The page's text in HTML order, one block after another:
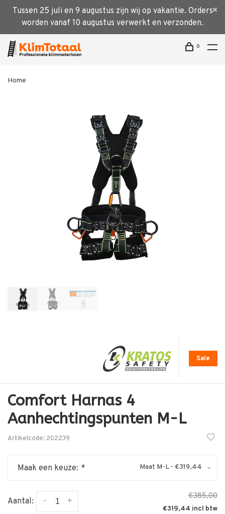
Tussen 25 juli en 9 augustus zijn wij op vakantie. Orders
worden vanaf 10 augustus verwerkt en verzonden.
0
Home
Sale
Comfort Harnas 4
Aanhechtingspunten M-L
Artikelcode: 202239
Maak een keuze: * Maat M-L - €319,44
Aantal: +
-
€385,00
€319,44